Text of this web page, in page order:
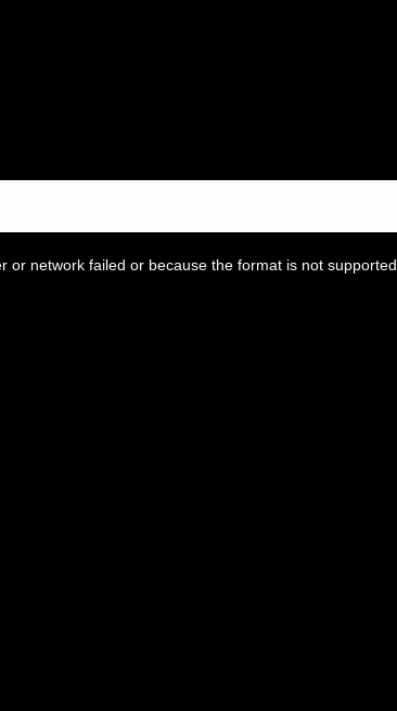
network failed or because the format is not supported.